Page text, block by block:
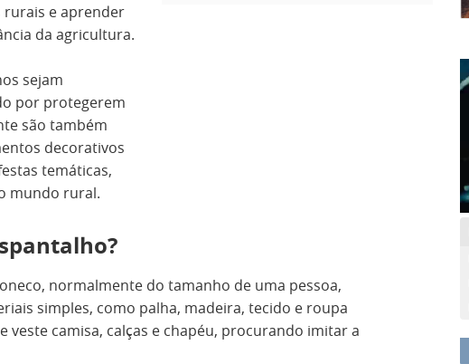
rurais e aprender
da agricultura.
sejam
por protegerem
são também
decorativos
temáticas,
mundo rural.
normalmente do tamanho de uma pessoa,
simples, como palha, madeira, tecido e roupa
veste camisa, calças e chapéu, procurando imitar a